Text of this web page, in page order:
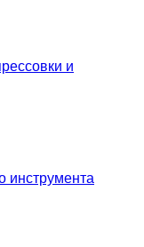
и
инструмента